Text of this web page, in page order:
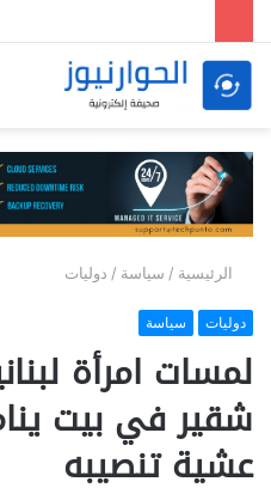
الرئيسية / سياسة / دوليات
دوليات سياسة
لمسات امرأة
شقير في بيت
عشية تنصيبه